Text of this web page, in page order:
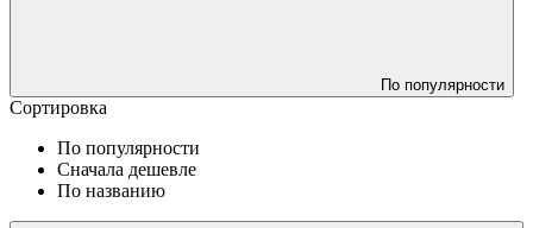
По популярности
Сортировка
По популярности
Сначала дешевле
По названию